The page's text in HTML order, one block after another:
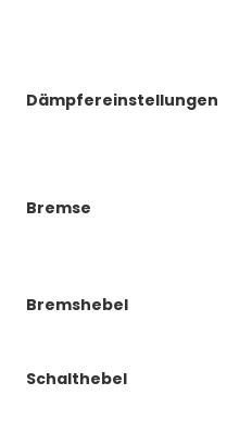
Dämpfereinstellungen
Bremse
Bremshebel
Schalthebel